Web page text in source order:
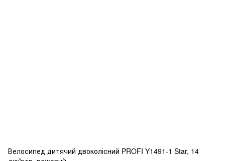
Велосипед дитячий двоколісний PROFI Y1491-1 Star, 14